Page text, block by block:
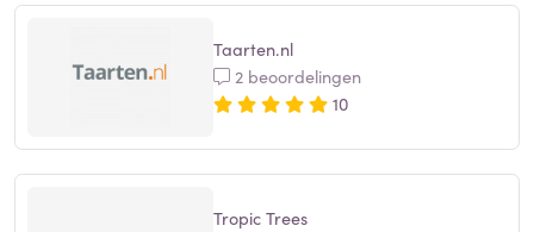
Taarten.nl
2 beoordelingen
10
Tropic Trees